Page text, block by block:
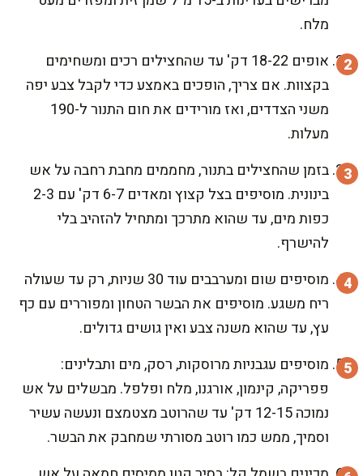
מלח.
אופים 18-22 דק' עד שהחצילים רכים ומשחימים
בקצוות. אם צריך, הופכים באמצע כדי לקבל צבע יפה
משני הצדדים, ואז מורידים את חום התנור ל-190
מעלות.
בזמן שהחצילים בתנור, מחממים מחבת רחבה על אש
בינונית. מוסיפים בצל קצוץ ומאדים 6-7 דק' עם 2-3
כפות מים, עד שהוא מתרכך ומתחיל להזהיב בלי
להישרף.
מוסיפים שום ומערבבים עוד 30 שניות, רק עד שעולה
ריח משגע. מוסיפים את הבשר הטחון ומפוררים עם כף
עץ, עד שהוא משנה צבע ואין גושים גדולים.
מוסיפים עגבניות מרוסקות, רסק, מים ותבלינים:
פפריקה, קינמון, אורגנו, מלח ופלפל. מבשלים על אש
נמוכה 12-15 דק' עד שהרוטב מצטמצם ונעשה עשיר
וסמיך, ממש כמו רוטב מסורתי שמחבק את הבשר.